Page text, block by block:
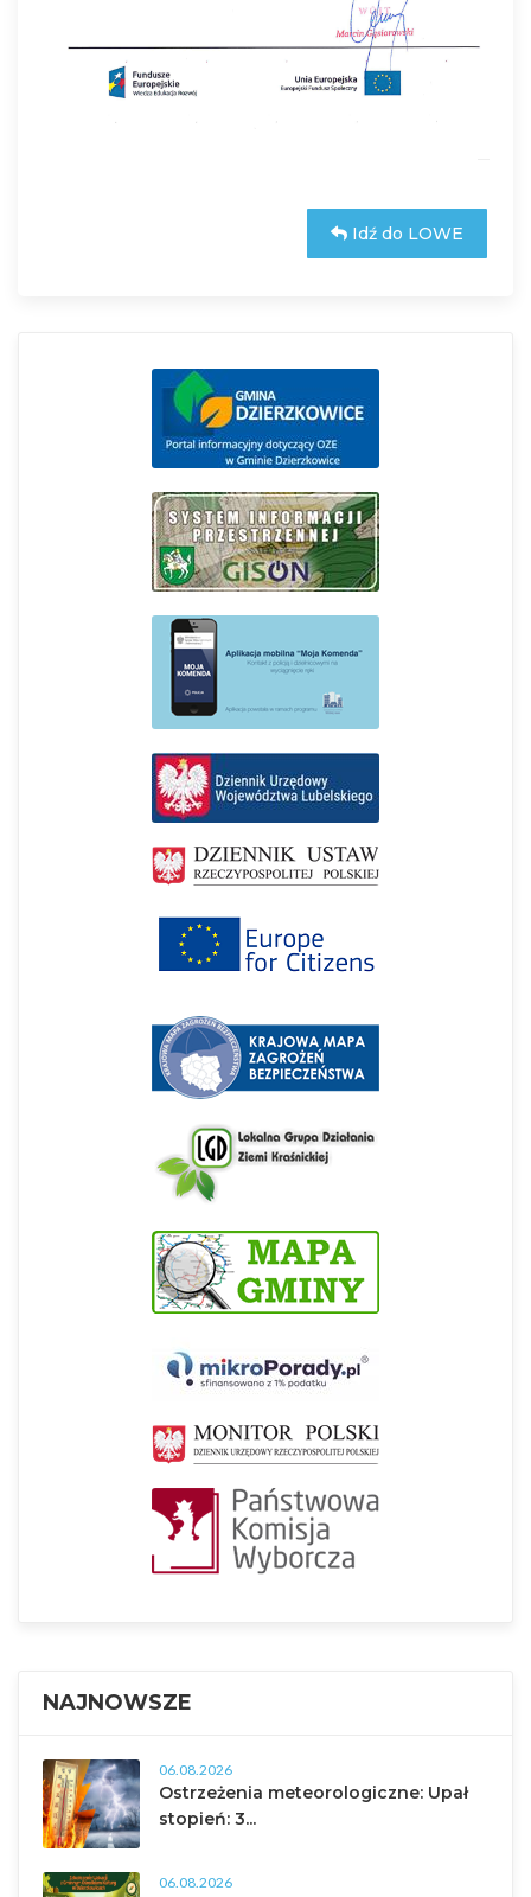
Idź do LOWE
NAJNOWSZE
06.08.2026
Ostrzeżenia meteorologiczne: Upał
stopień: 3...
06.08.2026